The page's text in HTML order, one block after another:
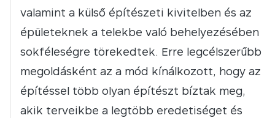
valamint a külső építészeti kivitelben és az
épületeknek a telekbe való behelyezésében
sokféleségre törekedtek. Erre legcélszerűbb
megoldásként az a mód kínálkozott, hogy az
építéssel több olyan építészt bíztak meg,
akik terveikbe a legtöbb eredetiséget és